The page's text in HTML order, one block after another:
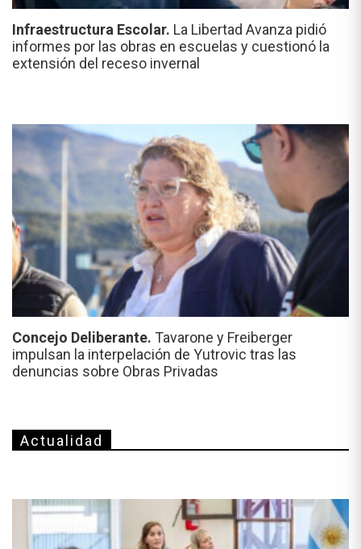
Infraestructura Escolar. La Libertad Avanza pidió
informes por las obras en escuelas y cuestionó la
extensión del receso invernal
Concejo Deliberante. Tavarone y Freiberger
impulsan la interpelación de Yutrovic tras las
denuncias sobre Obras Privadas
Actualidad